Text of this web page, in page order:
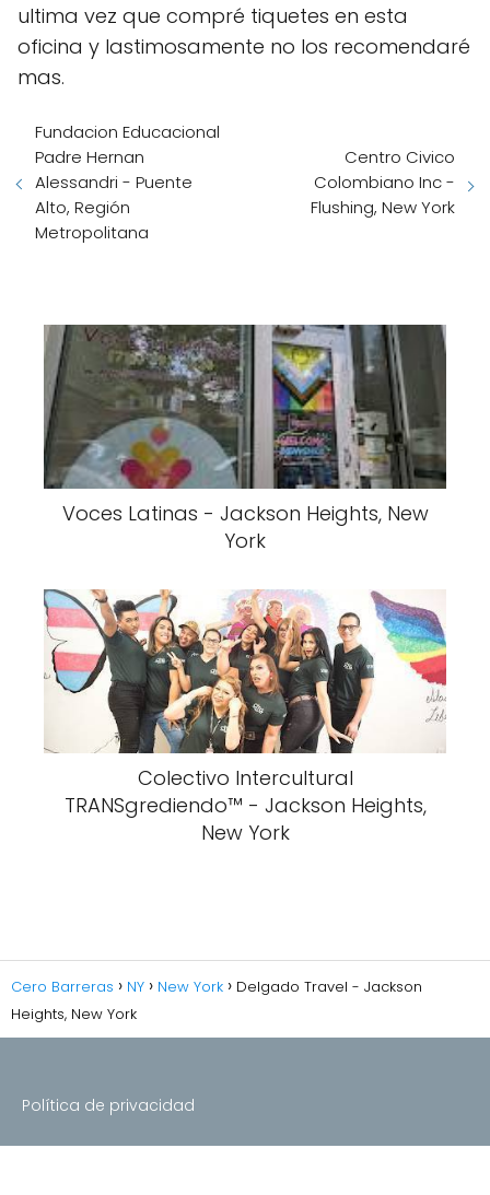
ultima vez que compré tiquetes en esta
oficina y lastimosamente no los recomendaré
mas.
Fundacion Educacional
Padre Hernan
Alessandri - Puente
Alto, Región
Metropolitana
Centro Civico
Colombiano Inc -
Flushing, New York
Voces Latinas - Jackson Heights, New
York
Colectivo Intercultural
TRANSgrediendo™ - Jackson Heights,
New York
Cero Barreras NY New York
Delgado Travel - Jackson
Heights, New York
Política de privacidad